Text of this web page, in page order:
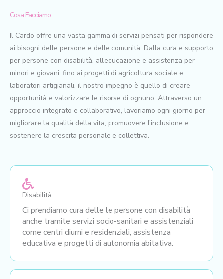
Cosa Facciamo
Il Cardo offre una vasta gamma di servizi pensati per rispondere
ai bisogni delle persone e delle comunità. Dalla cura e supporto
per persone con disabilità, all’educazione e assistenza per
minori e giovani, fino ai progetti di agricoltura sociale e
laboratori artigianali, il nostro impegno è quello di creare
opportunità e valorizzare le risorse di ognuno. Attraverso un
approccio integrato e collaborativo, lavoriamo ogni giorno per
migliorare la qualità della vita, promuovere l’inclusione e
sostenere la crescita personale e collettiva.
Disabilità
Ci prendiamo cura delle le persone con disabilità
anche tramite servizi socio-sanitari e assistenziali
come centri diurni e residenziali, assistenza
educativa e progetti di autonomia abitativa.